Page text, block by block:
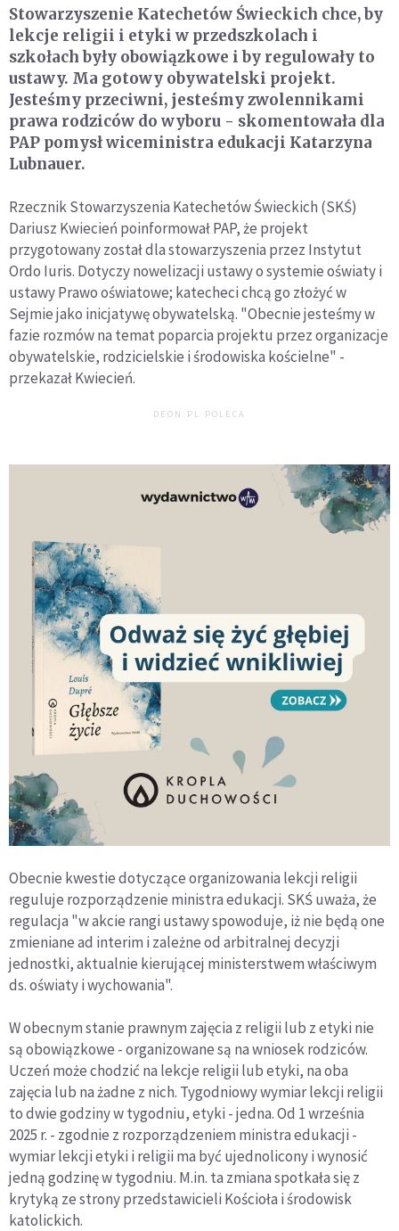
Stowarzyszenie Katechetów Świeckich chce, by
lekcje religii i etyki w przedszkolach i
szkołach były obowiązkowe i by regulowały to
ustawy. Ma gotowy obywatelski projekt.
Jesteśmy przeciwni, jesteśmy zwolennikami
prawa rodziców do wyboru - skomentowała dla
PAP pomysł wiceministra edukacji Katarzyna
Lubnauer.
Rzecznik Stowarzyszenia Katechetów Świeckich (SKŚ)
Dariusz Kwiecień poinformował PAP, że projekt
przygotowany został dla stowarzyszenia przez Instytut
Ordo Iuris. Dotyczy nowelizacji ustawy o systemie oświaty i
ustawy Prawo oświatowe; katecheci chcą go złożyć w
Sejmie jako inicjatywę obywatelską. "Obecnie jesteśmy w
fazie rozmów na temat poparcia projektu przez organizacje
obywatelskie, rodzicielskie i środowiska kościelne" -
przekazał Kwiecień.
DEON.PL POLECA
Obecnie kwestie dotyczące organizowania lekcji religii
reguluje rozporządzenie ministra edukacji. SKŚ uważa, że
regulacja "w akcie rangi ustawy spowoduje, iż nie będą one
zmieniane ad interim i zależne od arbitralnej decyzji
jednostki, aktualnie kierującej ministerstwem właściwym
ds. oświaty i wychowania".
W obecnym stanie prawnym zajęcia z religii lub z etyki nie
są obowiązkowe - organizowane są na wniosek rodziców.
Uczeń może chodzić na lekcje religii lub etyki, na oba
zajęcia lub na żadne z nich. Tygodniowy wymiar lekcji religii
to dwie godziny w tygodniu, etyki - jedna. Od 1 września
2025 r. - zgodnie z rozporządzeniem ministra edukacji -
wymiar lekcji etyki i religii ma być ujednolicony i wynosić
jedną godzinę w tygodniu. M.in. ta zmiana spotkała się z
krytyką ze strony przedstawicieli Kościoła i środowisk
katolickich.